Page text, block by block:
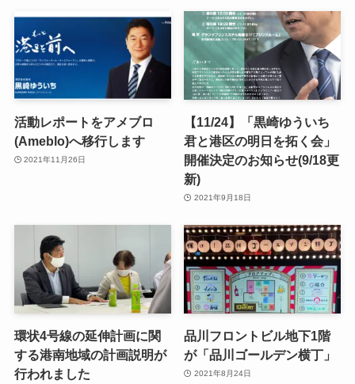
活動レポートをアメブロ
(Ameblo)へ移行します
2021年11月26日
【11/24】「黒崎ゆういち
君と港区の明日を拓く会」
開催決定のお知らせ(9/18更
新)
2021年9月18日
環状4号線の延伸計画に関
する港南地域の計画説明が
行われました
品川フロントビル地下1階
が「品川ゴールデン横丁」
2021年8月24日